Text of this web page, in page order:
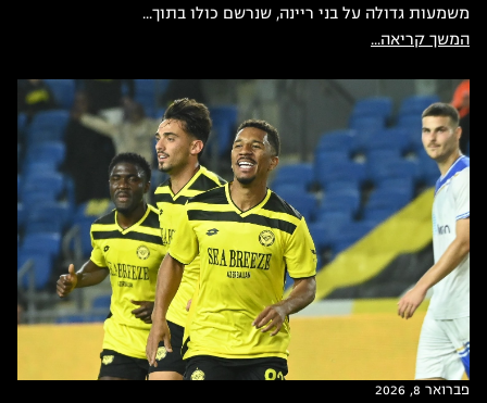
משמעות גדולה על בני ריינה, שנרשם כולו בתוך...
המשך קריאה...
פברואר 8, 2026